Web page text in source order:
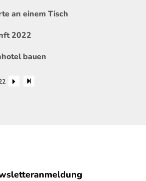
an einem Tisch
2022
bauen